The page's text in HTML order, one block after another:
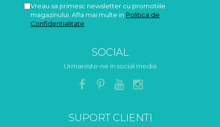
Vreau sa primesc newsletter cu promotiile
magazinului. Afla mai multe in Politica de
Confidentialitate
SOCIAL
Urmareste-ne in social media
SUPORT CLIENTI